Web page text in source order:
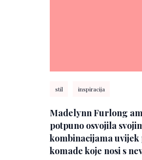
stil inspiracija
Madelynn Furlong
potpuno osvojila
kombinacijama uvijek
komade koje nosi s